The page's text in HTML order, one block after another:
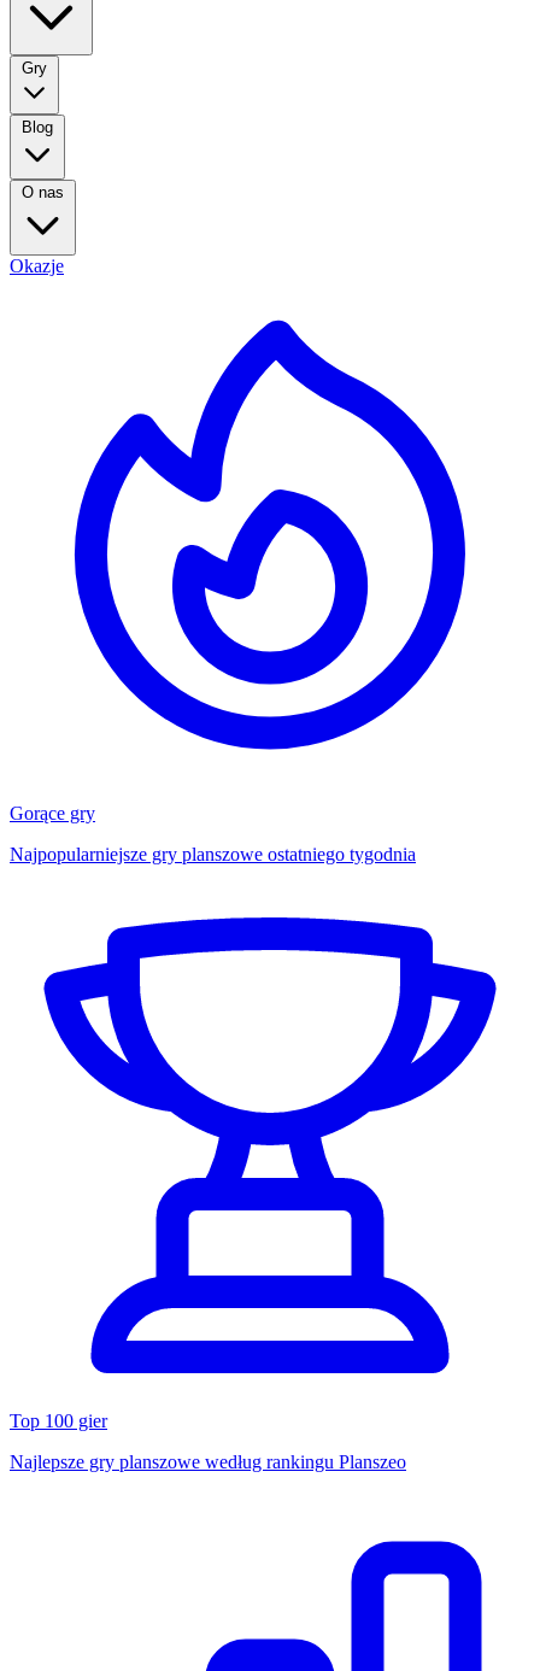
Gry
Blog
O nas
Okazje
Gorące gry
Najpopularniejsze gry planszowe ostatniego tygodnia
Top 100 gier
Najlepsze gry planszowe według rankingu Planszeo